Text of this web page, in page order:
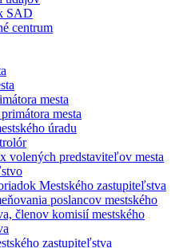
SAD
centrum
mesta
mesta
úradu
volených predstaviteľov mesta
Mestského zastupiteľstva
poslancov mestského
členov komisií mestského
zastupiteľstva